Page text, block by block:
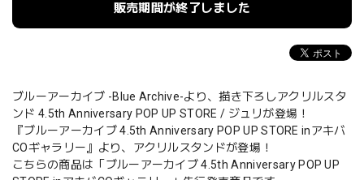
販売期間が終了しました
ブルーアーカイブ -Blue Archive-より、描き下ろしアクリルスタ
ンド 4.5th Anniversary POP UP STORE / ジュリが登場！
『ブルーアーカイブ 4.5th Anniversary POP UP STORE inアキバ
COギャラリー』より、アクリルスタンドが登場！
こちらの商品は「ブルーアーカイブ 4.5th Anniversary POP UP